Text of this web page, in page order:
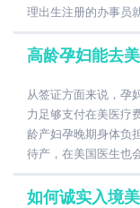
理出生注册的办事员
高龄孕妇能去
从签证方面来说，孕
力足够支付在美医疗
龄产妇孕晚期身体负
待产，在美国医生也
如何诚实入境